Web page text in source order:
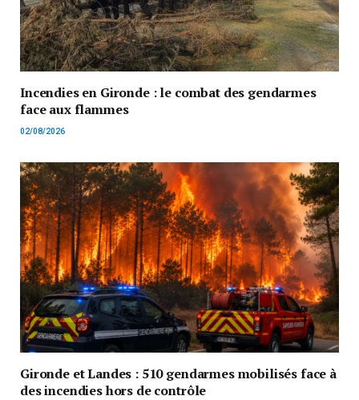
Incendies en Gironde : le combat des gendarmes
face aux flammes
02/08/2026
Gironde et Landes : 510 gendarmes mobilisés face à
des incendies hors de contrôle